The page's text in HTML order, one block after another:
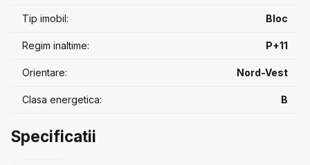
Tip imobil: Bloc
Regim inaltime: P+11
Orientare: Nord-Vest
Clasa energetica: B
Specificatii